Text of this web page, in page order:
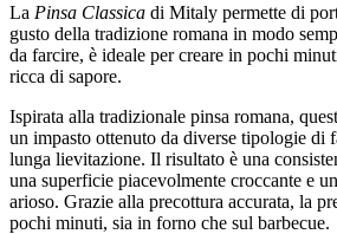
La Pinsa Classica di Mitaly permette di
gusto della tradizione romana in modo
da farcire, è ideale per creare in pochi
ricca di sapore.
Ispirata alla tradizionale pinsa romana,
un impasto ottenuto da diverse tipologie di
lunga lievitazione. Il risultato è una
una superficie piacevolmente croccante e
arioso. Grazie alla precottura accurata, la
pochi minuti, sia in forno che sul barbecue.